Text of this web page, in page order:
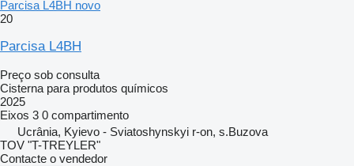
Parcisa L4BH novo
20
Parcisa L4BH
Preço sob consulta
Cisterna para produtos químicos
2025
Eixos 3 0 compartimento
Ucrânia, Kyievo - Sviatoshynskyi r-on, s.Buzova
TOV "T-TREYLER"
Contacte o vendedor